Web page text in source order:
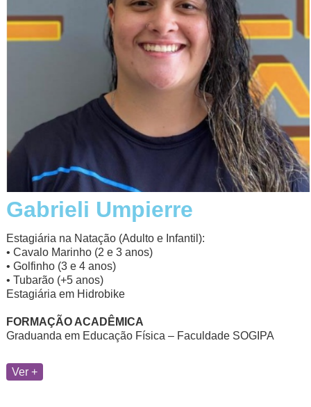
Gabrieli Umpierre
Estagiária na Natação (Adulto e Infantil):
• Cavalo Marinho (2 e 3 anos)
• Golfinho (3 e 4 anos)
• Tubarão (+5 anos)
Estagiária em Hidrobike
FORMAÇÃO ACADÊMICA
Graduanda em Educação Física – Faculdade SOGIPA
Ver +